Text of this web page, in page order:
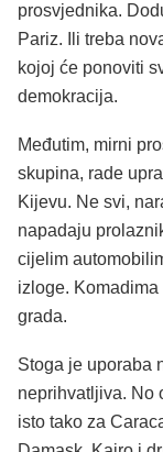
prosvjednika.
Pariz. Ili treba
kojoj će ponoviti
demokracija.
Međutim, mirni
skupina, rade
Kijevu. Ne svi,
napadaju
cijelim
izloge.
grada.
Stoga je uporaba
neprihvatljiva. No
isto tako za